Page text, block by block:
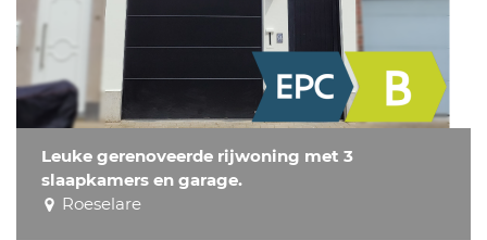
Leuke gerenoveerde rijwoning met 3
slaapkamers en garage.
Roeselare